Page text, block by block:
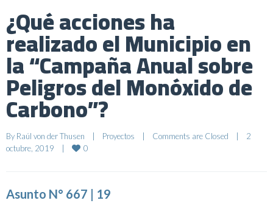
¿Qué acciones ha
realizado el Municipio en
la “Campaña Anual sobre
Peligros del Monóxido de
Carbono”?
By Raúl von der Thusen | Proyectos | Comments are Closed |
2
octubre, 2019
| 0
Asunto N° 667 | 19